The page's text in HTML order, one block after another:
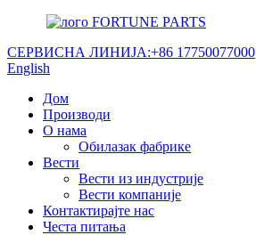
FORTUNE PARTS
СЕРВИСНА ЛИНИЈА:+86 17750077000
English
Дом
Производи
О нама
Обилазак фабрике
Вести
Вести из индустрије
Вести компаније
Контактирајте нас
Честа питања